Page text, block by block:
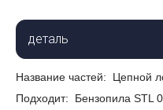
деталь
Название частей: Цепной
Подходит: Бензопила STL